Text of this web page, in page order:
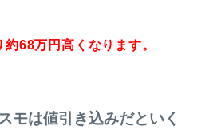
68万円高くなります。
モは値引き込みだといく